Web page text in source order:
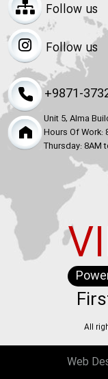
Follow us
Follow us
+9871-
Unit 5, Alma
Hours Of Work:
Thursday: 8AM
All
Web